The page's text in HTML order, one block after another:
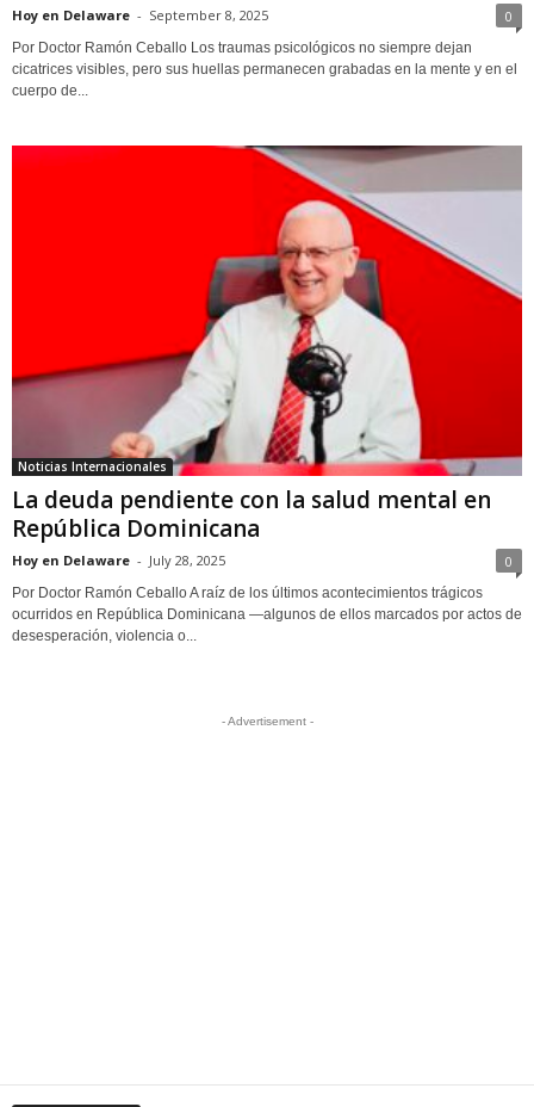
Hoy en Delaware - September 8, 2025 0
Por Doctor Ramón Ceballo Los traumas psicológicos no siempre dejan
cicatrices visibles, pero sus huellas permanecen grabadas en la mente y en el
cuerpo de...
Noticias Internacionales
La deuda pendiente con la salud mental en
República Dominicana
Hoy en Delaware - July 28, 2025 0
Por Doctor Ramón Ceballo A raíz de los últimos acontecimientos trágicos
ocurridos en República Dominicana —algunos de ellos marcados por actos de
desesperación, violencia o...
- Advertisement -